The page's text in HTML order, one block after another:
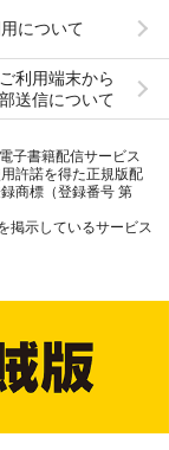
について
利用端末から
送信について
子書籍配信サービス
許諾を得た正規版配
商標（登録番号 第
掲示しているサービス